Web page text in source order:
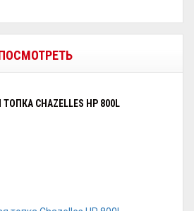
CHAZELLES HP 800L